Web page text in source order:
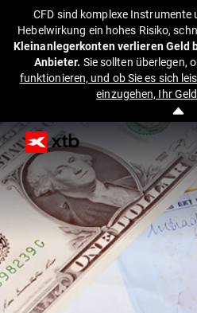
CFD sind komplexe
Hebelwirkung ein hohes Risiko,
Kleinanlegerkonten verlieren Geld
Anbieter. Sie sollten überlegen,
funktionieren, und ob Sie es sich
einzugehen, Ihr